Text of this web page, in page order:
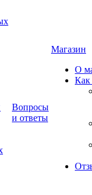
Вопросы
и ответы
Магазин
О
Как